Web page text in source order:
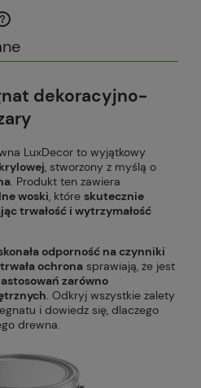
kosztów płatności
dekoracyjno-
LuxDecor to wyjątkowy
, stworzony z myślą o
. Produkt ten zawiera
woski, które skutecznie
trwałość i wytrzymałość
odporność na czynniki
ochrona sprawiają, że jest
zarówno
. Odkryj wszystkie zalety
i dowiedz się, dlaczego
drewna.